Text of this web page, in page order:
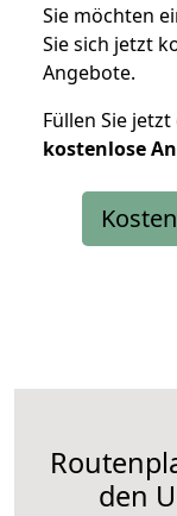
Sie möchten
Sie sich jetzt
Angebote.
Füllen Sie
kostenlose
den